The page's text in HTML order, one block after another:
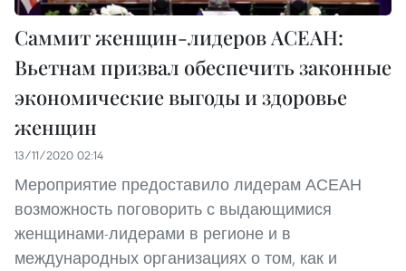
Саммит женщин-лидеров АСЕАН:
Вьетнам призвал обеспечить законные
экономические выгоды и здоровье
женщин
13/11/2020 02:14
Мероприятие предоставило лидерам АСЕАН
возможность поговорить с выдающимися
женщинами-лидерами в регионе и в
международных организациях о том, как и